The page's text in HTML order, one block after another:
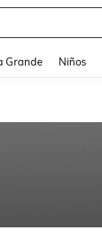
Grande Niños